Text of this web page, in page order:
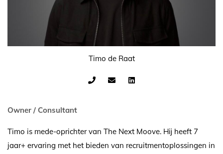
Timo de Raat
Owner / Consultant
Timo is mede-oprichter van The Next Moove. Hij heeft 7
jaar+ ervaring met het bieden van recruitmentoplossingen in